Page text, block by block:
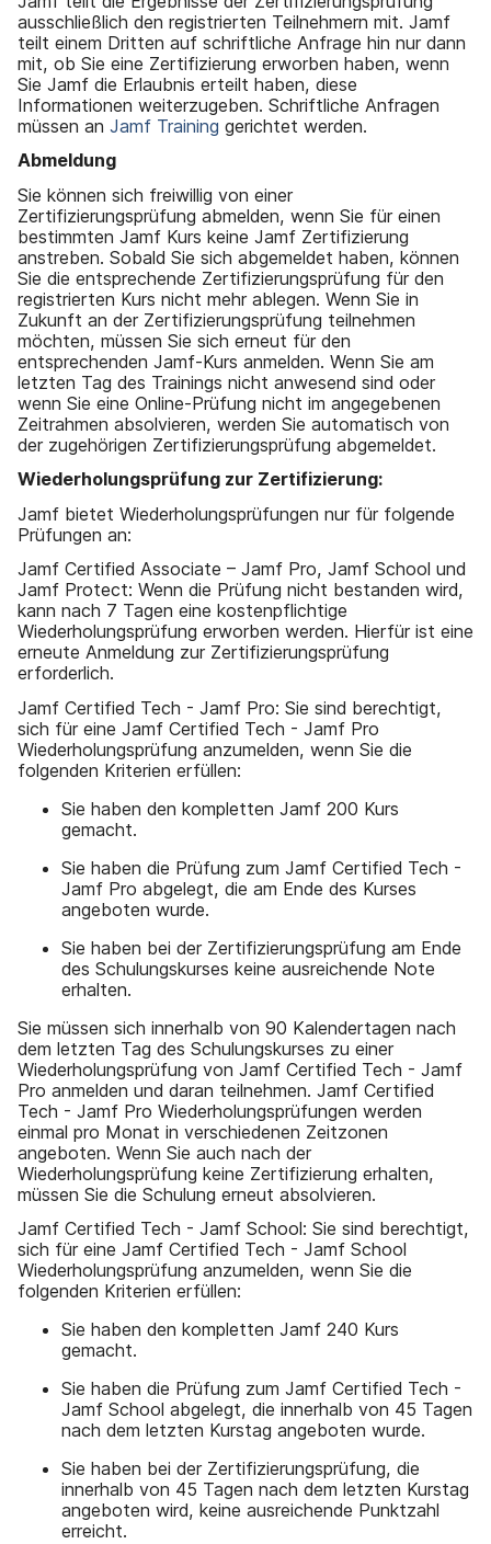
ausschließlich den registrierten Teilnehmern mit. Jamf
teilt einem Dritten auf schriftliche Anfrage hin nur dann
mit, ob Sie eine Zertifizierung erworben haben, wenn
Sie Jamf die Erlaubnis erteilt haben, diese
Informationen weiterzugeben. Schriftliche Anfragen
müssen an Jamf Training gerichtet werden.
Abmeldung
Sie können sich freiwillig von einer
Zertifizierungsprüfung abmelden, wenn Sie für einen
bestimmten Jamf Kurs keine Jamf Zertifizierung
anstreben. Sobald Sie sich abgemeldet haben, können
Sie die entsprechende Zertifizierungsprüfung für den
registrierten Kurs nicht mehr ablegen. Wenn Sie in
Zukunft an der Zertifizierungsprüfung teilnehmen
möchten, müssen Sie sich erneut für den
entsprechenden Jamf-Kurs anmelden. Wenn Sie am
letzten Tag des Trainings nicht anwesend sind oder
wenn Sie eine Online-Prüfung nicht im angegebenen
Zeitrahmen absolvieren, werden Sie automatisch von
der zugehörigen Zertifizierungsprüfung abgemeldet.
Wiederholungsprüfung zur Zertifizierung:
Jamf bietet Wiederholungsprüfungen nur für folgende
Prüfungen an:
Jamf Certified Associate – Jamf Pro, Jamf School und
Jamf Protect: Wenn die Prüfung nicht bestanden wird,
kann nach 7 Tagen eine kostenpflichtige
Wiederholungsprüfung erworben werden. Hierfür ist eine
erneute Anmeldung zur Zertifizierungsprüfung
erforderlich.
Jamf Certified Tech - Jamf Pro: Sie sind berechtigt,
sich für eine Jamf Certified Tech - Jamf Pro
Wiederholungsprüfung anzumelden, wenn Sie die
folgenden Kriterien erfüllen:
Sie haben den kompletten Jamf 200 Kurs
gemacht.
Sie haben die Prüfung zum Jamf Certified Tech -
Jamf Pro abgelegt, die am Ende des Kurses
angeboten wurde.
Sie haben bei der Zertifizierungsprüfung am Ende
des Schulungskurses keine ausreichende Note
erhalten.
Sie müssen sich innerhalb von 90 Kalendertagen nach
dem letzten Tag des Schulungskurses zu einer
Wiederholungsprüfung von Jamf Certified Tech - Jamf
Pro anmelden und daran teilnehmen. Jamf Certified
Tech - Jamf Pro Wiederholungsprüfungen werden
einmal pro Monat in verschiedenen Zeitzonen
angeboten. Wenn Sie auch nach der
Wiederholungsprüfung keine Zertifizierung erhalten,
müssen Sie die Schulung erneut absolvieren.
Jamf Certified Tech - Jamf School: Sie sind berechtigt,
sich für eine Jamf Certified Tech - Jamf School
Wiederholungsprüfung anzumelden, wenn Sie die
folgenden Kriterien erfüllen:
Sie haben den kompletten Jamf 240 Kurs
gemacht.
Sie haben die Prüfung zum Jamf Certified Tech -
Jamf School abgelegt, die innerhalb von 45 Tagen
nach dem letzten Kurstag angeboten wurde.
Sie haben bei der Zertifizierungsprüfung, die
innerhalb von 45 Tagen nach dem letzten Kurstag
angeboten wird, keine ausreichende Punktzahl
erreicht.